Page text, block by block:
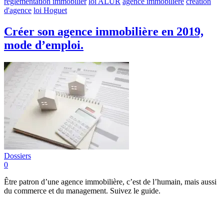
d'agence loi Hoguet
Créer son agence immobilière en 2019,
mode d’emploi.
Dossiers
0
Être patron d’une agence immobilière, c’est de l’humain, mais aussi
du commerce et du management. Suivez le guide.